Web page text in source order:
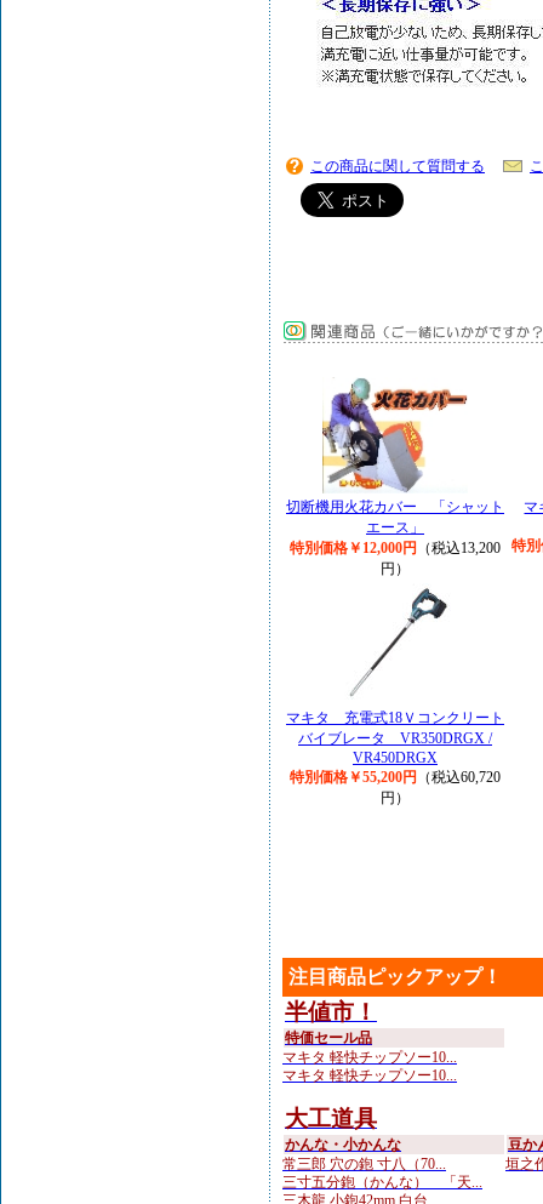
この商品に関して質問する
切断機用火花カバー 「シャット
エース」
特別価格￥12,000円
（税込13,200
円）
特別
マキタ 充電式18Ｖコンクリート
バイブレータ VR350DRGX /
VR450DRGX
特別価格￥55,200円
（税込60,720
円）
注目商品ピックアップ！
半値市！
特価セール品
マキタ 軽快チップソー10...
マキタ 軽快チップソー10...
大工道具
かんな・小かんな
常三郎 穴の鉋 寸八（70...
三寸五分鉋（かんな） 「天...
三木龍 小鉋42mm 白台...
豆か
垣之